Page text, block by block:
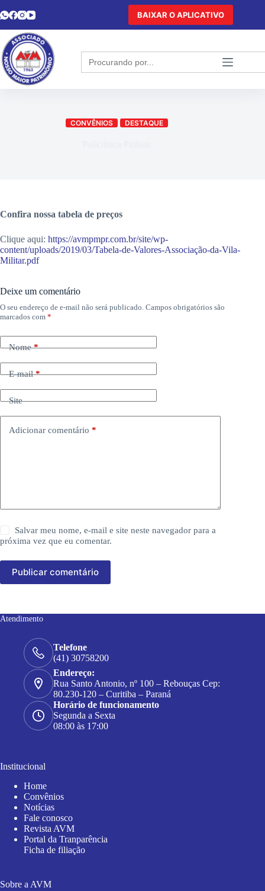
BAIXAR O APLICATIVO
Search
for:
CONVÊNIOS DESTAQUE
Confira nossa tabela de preços
Clique aqui: https://avmpmpr.com.br/site/wp-
content/uploads/2019/03/Tabela-de-Valores-Associação-da-Vila-
Militar.pdf
Deixe um comentário
O seu endereço de e-mail não será publicado. Campos obrigatórios são
marcados com *
Nome*
E-mail*
Site
Adicionar comentário *
Salvar meu nome, e-mail e site neste navegador para a
próxima vez que eu comentar.
Publicar comentário
Atendimento
Telefone
(41) 30758200
Endereço:
Rua Santo Antonio, nº 100 – Rebouças Cep:
80.230-120 – Curitiba – Paraná
Horário de funcionamento
Segunda a Sexta
08:00 às 17:00
Institucional
Home
Convênios
Notícias
Fale conosco
Revista AVM
Portal da Tranparência
Ficha de filiação
Sobre a AVM